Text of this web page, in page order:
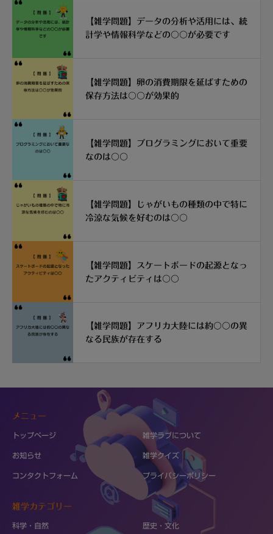
【雑学問題】データの分析や活用には、統
計学や情報科学などの〇〇が必要です
【雑学問題】卵の消費期限を延ばすための
保存方法は〇〇が効果的
【雑学問題】プログラミングにおいて重要
なのは〇〇
【雑学問題】じゃがいもの種類の中で特に
冷涼な気候を好むのは〇〇
【雑学問題】スケートボードの起源となっ
たアクティビティは〇〇
【雑学問題】アフリカ大陸には約〇〇の異
なる民族が存在する
メニュー
トップページ 雑学ラブについて
お知らせ 雑学クイズ
コンタクトフォーム プライバシーポリシー
雑学カテゴリー
科学・自然 歴史・文化